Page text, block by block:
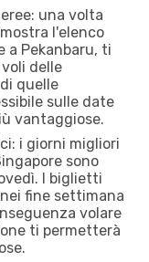
una volta
l'elenco
a Pekanbaru, ti
delle
quelle
sulle date
vantaggiose.
i giorni migliori
sono
I biglietti
fine settimana
volare
ti permetterà